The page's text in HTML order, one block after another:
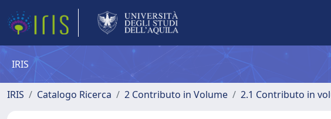
IRIS
IRIS Catalogo Ricerca 2 Contributo in Volume 2.1 Contributo in